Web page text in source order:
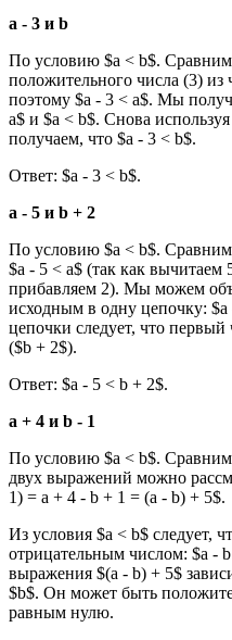
a - 3 и b
По условию $a < b$.
положительного числа (3) из
поэтому $a - 3 < a$. Мы
a$ и $a < b$. Снова
получаем, что $a - 3 < b$.
Ответ: $a - 3 < b$.
a - 5 и b + 2
По условию $a < b$.
$a - 5 < a$ (так как вычитаем
прибавляем 2). Мы можем
исходным в одну цепочку:
цепочки следует, что
($b + 2$).
Ответ: $a - 5 < b + 2$.
a + 4 и b - 1
По условию $a < b$.
двух выражений можно
1) = a + 4 - b + 1 = (a - b) + 5$.
Из условия $a < b$ следует,
отрицательным числом: $a -
выражения $(a - b) + 5$
$b$. Он может быть
равным нулю.